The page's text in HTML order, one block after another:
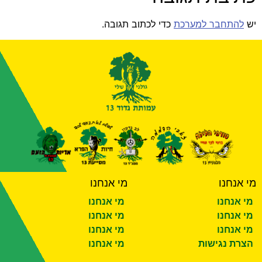
יש להתחבר למערכת כדי לכתוב תגובה.
מי אנחנו
מי אנחנו
מי אנחנו
מי אנחנו
הצרת נגישות
מי אנחנו
מי אנחנו
מי אנחנו
מי אנחנו
מי אנחנו